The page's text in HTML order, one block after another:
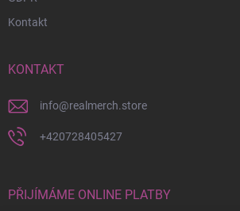
Kontakt
KONTAKT
info@realmerch.store
+420728405427
PŘIJÍMÁME ONLINE PLATBY